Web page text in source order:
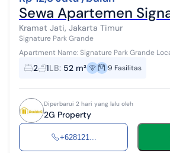
Sewa Apartemen
Kramat Jati, Jakarta Timur
Signature Park Grande
Apartment Name: Signature Park Grande
kav. 20, Kramat Jati, Jakarta Timur Tower /
Floor / City V...
2 1LB: 52 m² 9 Fasilitas
Diperbarui 2 hari yang lalu oleh
2G Property
+628121...